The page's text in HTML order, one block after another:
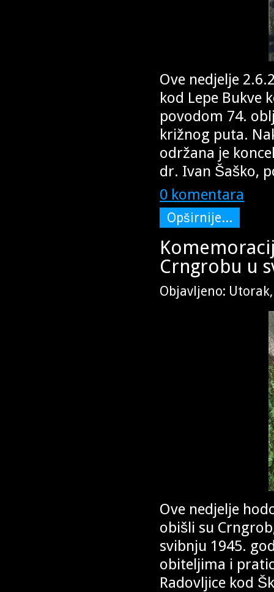
Ove nedjelje
kod Lepe Bukve
povodom 74.
križnog puta.
održana je
dr. Ivan Šaško,
0 komentara
Opširnije...
Crngrobu u
Objavljeno:
Ove nedjelje
obišli su
svibnju 1945.
obiteljima i
Radovljice kod